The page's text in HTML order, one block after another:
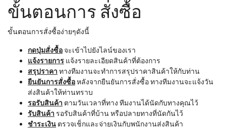
ขั้นตอนการ สั่งซื้อ
ขั้นตอนการสั่งซื้อง่ายๆดังนี้
กดปุ่มสั่งซื้อ จะเข้าไปยังไลน์ของเรา
แจ้งรายการ แจ้งรายละเอียดสินค้าที่ต้องการ
สรุปราคา ทางทีมงานจะทำการสรุปราคาสินค้าให้กับท่าน
ยืนยันการสั่งซื้อหลังจากยืนยันการสั่งซื้อ ทางทีมงานจะแจ้งวัน
ส่งสินค้าให้ท่านทราบ
รอรับสินค้า ตามวันเวลาที่ทาง ทีมงานได้นัดกับทางคุณไว้
รับสินค้า รอรับสินค้าที่บ้าน หรือปลายทางที่นัดกันไว้
ชำระเงิน ตรวจเช็กและจ่ายเงินกับพนักงานส่งสินค้า